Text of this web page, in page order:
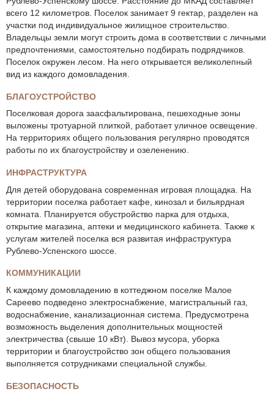
всего 12 километров. Поселок занимает 9 гектар, разделен на
участки под индивидуальное жилищное строительство.
Владельцы земли могут строить дома в соответствии с личными
предпочтениями, самостоятельно подбирать подрядчиков.
Поселок окружен лесом. На него открывается великолепный
вид из каждого домовладения.
БЛАГОУСТРОЙСТВО
Поселковая дорога заасфальтирована, пешеходные зоны
выложены тротуарной плиткой, работает уличное освещение.
На территориях общего пользования регулярно проводятся
работы по их благоустройству и озеленению.
ИНФРАСТРУКТУРА
Для детей оборудована современная игровая площадка. На
территории поселка работает кафе, кинозал и бильярдная
комната. Планируется обустройство парка для отдыха,
открытие магазина, аптеки и медицинского кабинета. Также к
услугам жителей поселка вся развитая инфраструктура
Рублево-Успенского шоссе.
КОММУНИКАЦИИ
К каждому домовладению в коттеджном поселке Малое
Сареево подведено электроснабжение, магистральный газ,
водоснабжение, канализационная система. Предусмотрена
возможность выделения дополнительных мощностей
электричества (свыше 10 кВт). Вывоз мусора, уборка
территории и благоустройство зон общего пользования
выполняется сотрудниками специальной службы.
БЕЗОПАСНОСТЬ